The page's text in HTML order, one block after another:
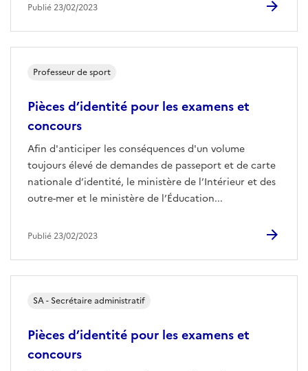
Publié 23/02/2023
Pièces d’identité pour les examens et
concours
Afin d'anticiper les conséquences d'un volume
toujours élevé de demandes de passeport et de carte
nationale d’identité, le ministère de l’Intérieur et des
outre-mer et le ministère de l’Éducation...
Professeur de sport
Publié 23/02/2023
Pièces d’identité pour les examens et
concours
SA - Secrétaire administratif